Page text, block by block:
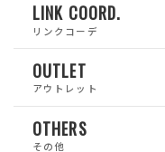
LINK COORD.
リンクコーデ
OUTLET
アウトレット
OTHERS
その他